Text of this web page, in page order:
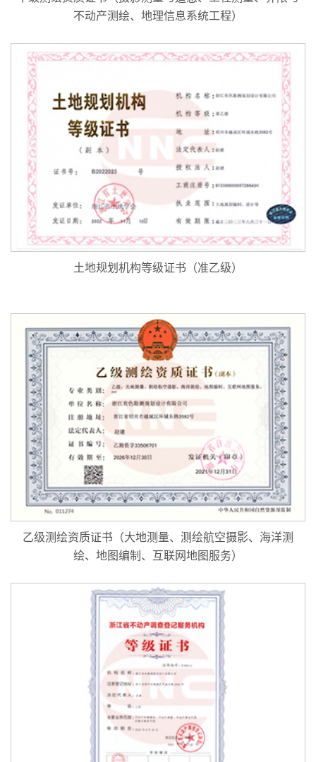
不动产测绘、地理信息系统工程）
土地规划机构等级证书（准乙级）
乙级测绘资质证书（大地测量、测绘航空摄影、海洋测
绘、地图编制、互联网地图服务）